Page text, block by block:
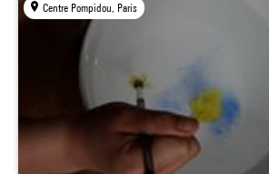
Centre Pompidou, Paris